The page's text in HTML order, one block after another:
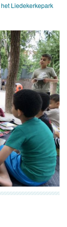
Liedekerkepark